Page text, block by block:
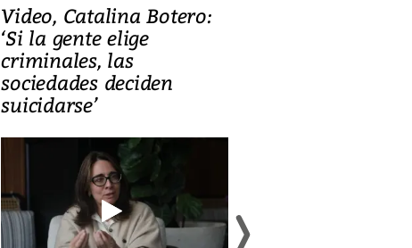
Video, Catalina Botero:
‘Si la gente elige
criminales, las
sociedades deciden
suicidarse’